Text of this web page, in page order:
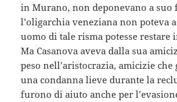
in Murano, non deponevano a suo
l’oligarchia veneziana non poteva
uomo di tale risma potesse restare
Ma Casanova aveva dalla sua
peso nell’aristocrazia, amicizie
una condanna lieve durante la
furono di aiuto anche per